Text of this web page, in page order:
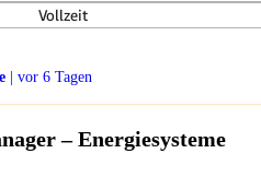
Vollzeit
| vor 6 Tagen
– Energiesysteme